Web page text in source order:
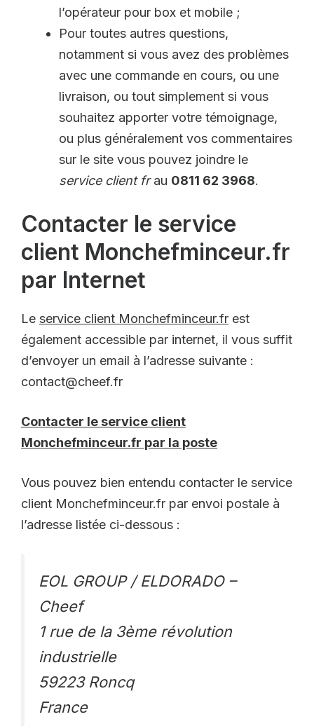
l’opérateur pour box et mobile ;
Pour toutes autres questions,
notamment si vous avez des problèmes
avec une commande en cours, ou une
livraison, ou tout simplement si vous
souhaitez apporter votre témoignage,
ou plus généralement vos commentaires
sur le site vous pouvez joindre le
service client frau 0811 62 3968.
Contacter le service
client Monchefminceur.fr
par Internet
Le service client Monchefminceur.fr est
également accessible par internet, il vous suffit
d’envoyer un email à l’adresse suivante :
contact@cheef.fr
Contacter le service client
Monchefminceur.fr par la poste
Vous pouvez bien entendu contacter le service
client Monchefminceur.fr par envoi postale à
l’adresse listée ci-dessous :
EOL GROUP / ELDORADO –
Cheef
1 rue de la 3ème révolution
industrielle
59223 Roncq
France